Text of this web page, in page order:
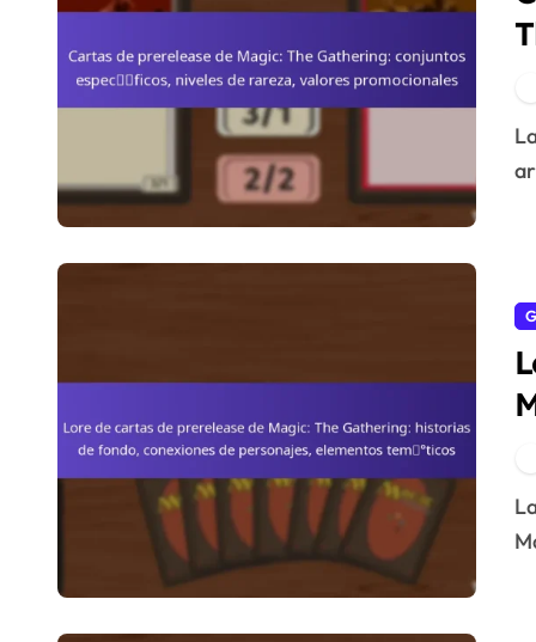
Las cartas de prerelease de Magic: The Gathering son
Las historias de fondo de las cartas de prerelease de